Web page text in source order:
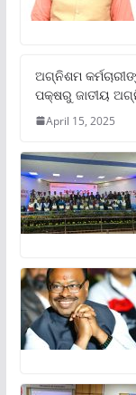
ଅଗ୍ନିଶମ
ପକ୍ଷରୁ ଜାତୀୟ
April 15, 2025